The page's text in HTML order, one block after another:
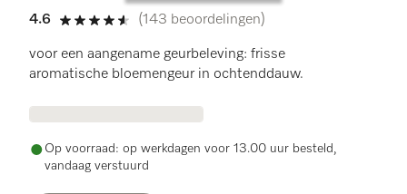
4.6
4.6 sterren op 5
(143 beoordelingen)
voor een aangename geurbeleving: frisse
aromatische bloemengeur in ochtenddauw.
Op voorraad: op werkdagen voor 13.00 uur besteld,
vandaag verstuurd